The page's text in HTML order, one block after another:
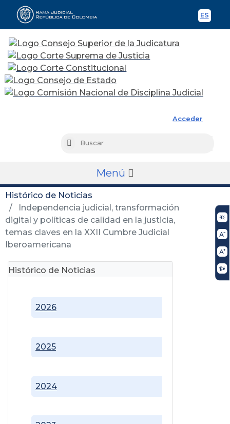
ES
Acceder
Buscar
Menú
Histórico de Noticias
Independencia judicial, transformación
digital y políticas de calidad en la justicia,
temas claves en la XXII Cumbre Judicial
Iberoamericana
Histórico de Noticias
2024
2025
2026